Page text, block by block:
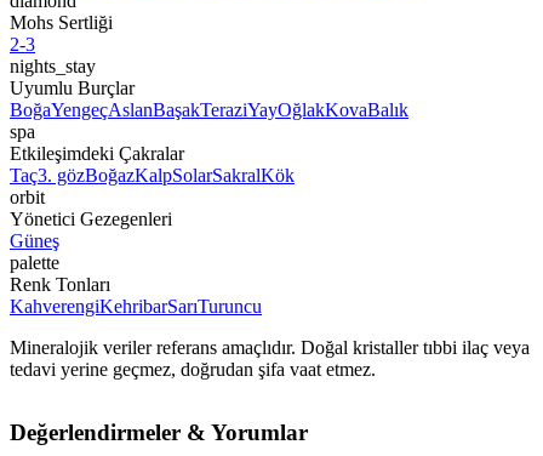
Mohs Sertliği
2-3
nights_stay
Uyumlu Burçlar
BoğaYengeçAslanBaşakTeraziYayOğlakKovaBalık
spa
Etkileşimdeki Çakralar
Taç3. gözBoğazKalpSolarSakralKök
orbit
Yönetici Gezegenleri
Güneş
palette
Renk Tonları
KahverengiKehribarSarıTuruncu
Mineralojik veriler referans amaçlıdır. Doğal kristaller tıbbi ilaç veya
tedavi yerine geçmez, doğrudan şifa vaat etmez.
Değerlendirmeler & Yorumlar